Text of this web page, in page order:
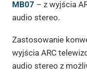
MB07 – z wyjścia
audio stereo.
Zastosowanie
wyjścia ARC
audio stereo z